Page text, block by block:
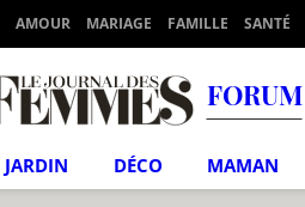
AMOUR MARIAGE FAMILLE SANTÉ
FORUM
JARDIN DÉCO MAMAN